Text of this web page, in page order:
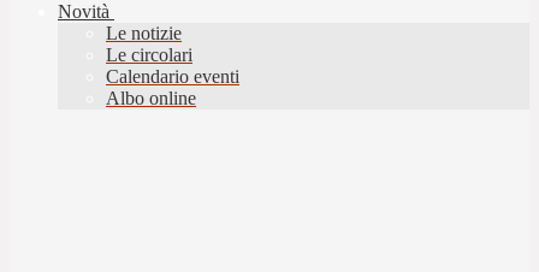
Novità
Le notizie
Le circolari
Calendario eventi
Albo online